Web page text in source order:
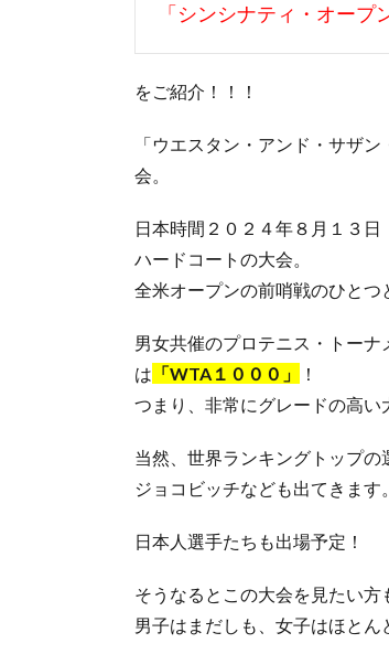
「シンシナティ・オープ
をご紹介！！！
「ウエスタン・アンド・サザ
会。
日本時間２０２４年８月１３日
ハードコートの大会。
全米オープンの前哨戦のひとつ
男女共催のプロテニス・トー
は 「WTA１０００」
！
つまり、非常にグレードの高い
当然、世界ランキングトップの
ジョコビッチなども出てきます。
日本人選手たちも出場予定！
そうなるとこの大会を見たい方
男子はまだしも、女子はほとん